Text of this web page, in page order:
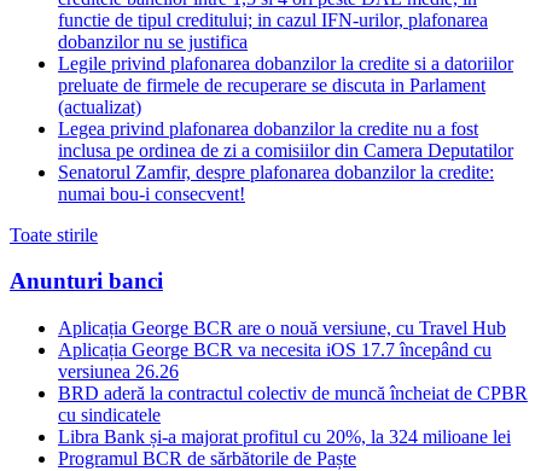
functie de tipul creditului; in cazul IFN-urilor, plafonarea
dobanzilor nu se justifica
Legile privind plafonarea dobanzilor la credite si a datoriilor
preluate de firmele de recuperare se discuta in Parlament
(actualizat)
Legea privind plafonarea dobanzilor la credite nu a fost
inclusa pe ordinea de zi a comisiilor din Camera Deputatilor
Senatorul Zamfir, despre plafonarea dobanzilor la credite:
numai bou-i consecvent!
Toate stirile
Anunturi banci
Aplicația George BCR are o nouă versiune, cu Travel Hub
Aplicația George BCR va necesita iOS 17.7 începând cu
versiunea 26.26
BRD aderă la contractul colectiv de muncă încheiat de CPBR
cu sindicatele
Libra Bank și-a majorat profitul cu 20%, la 324 milioane lei
Programul BCR de sărbătorile de Paște